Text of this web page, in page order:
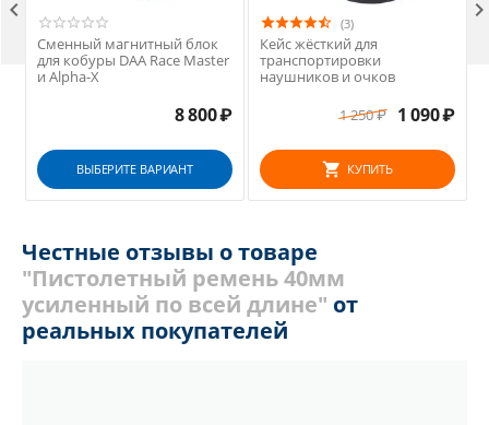
Сменный магнитный блок
для кобуры DAA Race Master
и Alpha-X
8 800₽
ВЫБЕРИТЕ ВАРИАНТ
(3)
Кейс жёсткий для
транспортировки
наушников и очков
1 250₽ 1 090₽
КУПИТЬ

Честные отзывы о товаре
"Пистолетный ремень 40мм
усиленный по всей длине" от
реальных покупателей